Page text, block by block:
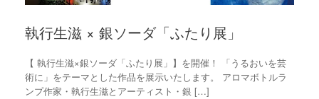
執行生滋 × 銀ソーダ「ふたり展」
【 執行生滋×銀ソーダ「ふたり展」】を開催！ 「うるおいを芸
術に」をテーマとした作品を展示いたします。 アロマボトルラ
ンプ作家・執行生滋とアーティスト・銀 […]